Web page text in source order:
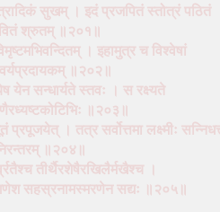
सुखम् । इदं प्रजपितं स्तोत्रं पठितं
श्रुतम् ॥२०१॥
। इहामुत्र च विश्वेषां
॥२०२॥
येन सन्धार्यते स्तवः । स रक्ष्यते
॥२०३॥
। तत्र सर्वोत्तमा लक्ष्मीः
॥२०४॥
तीर्थैरशेषैरखिलैर्मखैश्च ।
सहस्रनामस्मरणेन सद्यः ॥२०५॥